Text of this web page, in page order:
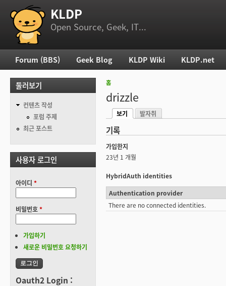
부 메뉴 KLDP
Open Source, Geek, IT...
현재 위치
홈
drizzle
기본탭
보기
발자취
기록
가입한지
23년 1 개월
HybridAuth identities
Authentication provider
There are no connected identities.
주 메뉴
Forum (BBS) Geek Blog KLDP Wiki KLDP.net
둘러보기
컨텐츠 작성
포럼 주제
최근 포스트
사용자 로그인
아이디 *
비밀번호*
가입하기
새로운 비밀번호 요청하기
Oauth2 Login :